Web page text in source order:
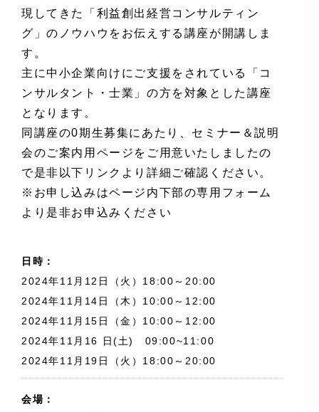
現してきた「利益創出経営コンサルティン
グ」のノウハウをお伝えする講座が開講しま
す。
主に中小企業向けにご支援をされている「コ
ンサルタント・士業」の方を対象とした講座
となります。
同講座の0期生募集にあたり、セミナー＆説明
会のご案内用ページをご用意いたしましたの
で是非以下リンクより詳細ご確認ください。
※お申し込みはページ内下部の専用フォーム
より是非お申込みください
日時：
2024年11月12日（火）18:00～20:00
2024年11月14日（木）10:00～12:00
2024年11月15日（金）10:00～12:00
2024年11月16 日(土) 09:00~11:00
2024年11月19日（火）18:00～20:00
会場：